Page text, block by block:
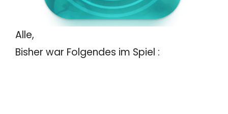
Alle,
Bisher war Folgendes im Spiel :